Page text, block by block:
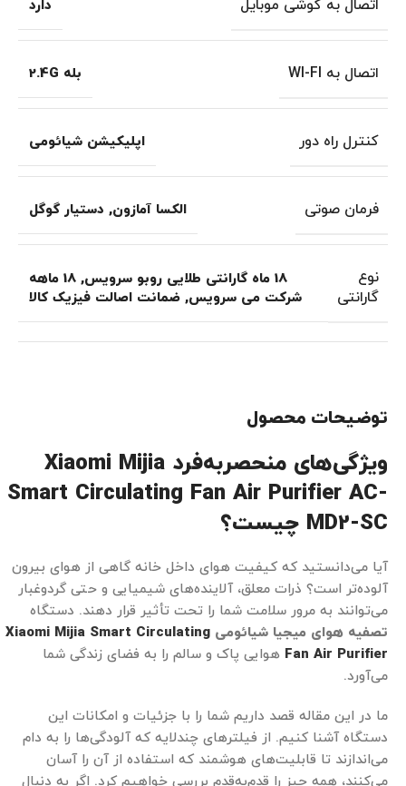
توضیحات محصول
ویژگی‌های منحصربه‌فرد Xiaomi Mijia
Smart Circulating Fan Air Purifier AC-
MD2-SC چیست؟
آیا می‌دانستید که کیفیت هوای داخل خانه گاهی از هوای بیرون
آلوده‌تر است؟ ذرات معلق، آلاینده‌های شیمیایی و حتی گردوغبار
می‌توانند به مرور سلامت شما را تحت تأثیر قرار دهند. دستگاه
تصفیه هوای میجیا شیائومی Xiaomi Mijia Smart Circulating
Fan Air Purifier هوایی پاک و سالم را به فضای زندگی شما
می‌آورد.
ما در این مقاله قصد داریم شما را با جزئیات و امکانات این
دستگاه آشنا کنیم. از فیلترهای چندلایه که آلودگی‌ها را به دام
می‌اندازند تا قابلیت‌های هوشمند که استفاده از آن را آسان
می‌کنند، همه چیز را قدم‌به‌قدم بررسی خواهیم کرد. اگر به دنبال
اتصال به گوشی موبایل دارد
اتصال به WI-FI بله 2.4G
کنترل راه دور اپلیکیشن شیائومی
فرمان صوتی الکسا آمازون, دستیار گوگل
نوع
گارانتی
18 ماه گارانتی طلایی روبو سرویس ,
18 ماهه
شرکت می سرویس, ضمانت اصالت فیزیک کالا